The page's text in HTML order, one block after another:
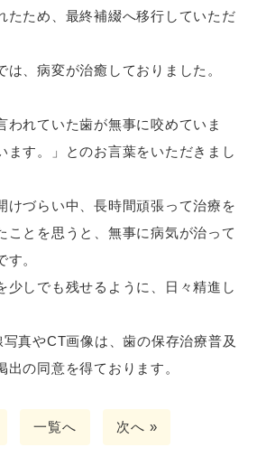
たため、最終補綴へ移行していただ
、病変が治癒しておりました。
われていた歯が無事に咬めていま
ます。」とのお言葉をいただきまし
けづらい中、長時間頑張って治療を
ことを思うと、無事に病気が治って
。
少しでも残せるように、日々精進し
真やCT画像は、歯の保存治療普及
の同意を得ております。
一覧へ 次へ »